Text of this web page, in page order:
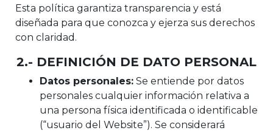
Esta política garantiza transparencia y está
diseñada para que conozca y ejerza sus derechos
con claridad.
2.- DEFINICIÓN DE DATO PERSONAL
Datos personales: Se entiende por datos
personales cualquier información relativa a
una persona física identificada o identificable
(“usuario del Website”). Se considerará